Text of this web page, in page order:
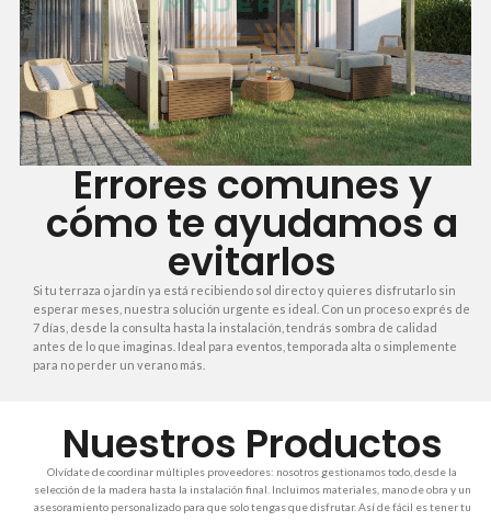
Errores comunes y
cómo te ayudamos a
evitarlos
Si tu terraza o jardín ya está recibiendo sol directo y quieres disfrutarlo sin
esperar meses, nuestra solución urgente es ideal. Con un proceso exprés de
7 días, desde la consulta hasta la instalación, tendrás sombra de calidad
antes de lo que imaginas. Ideal para eventos, temporada alta o simplemente
para no perder un verano más.
Nuestros Productos
Olvídate de coordinar múltiples proveedores: nosotros gestionamos todo, desde la
selección de la madera hasta la instalación final. Incluimos materiales, mano de obra y un
asesoramiento personalizado para que solo tengas que disfrutar. Así de fácil es tener tu